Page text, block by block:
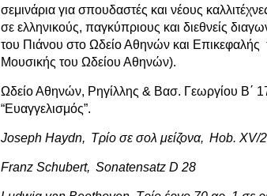
σεμινάρια για σπουδαστές και νέους
σε ελληνικούς, παγκύπριους και διεθνείς
του Πιάνου στο Ωδείο Αθηνών και Επικεφαλής
Μουσικής του Ωδείου Αθηνών).
Ωδείο Αθηνών, Ρηγίλλης & Βασ. Γεωργίου Β΄
“Ευαγγελισμός”.
Joseph Haydn, Τρίο σε σολ μείζονα, Hob. XV/
Franz Schubert, Sonatensatz D 28